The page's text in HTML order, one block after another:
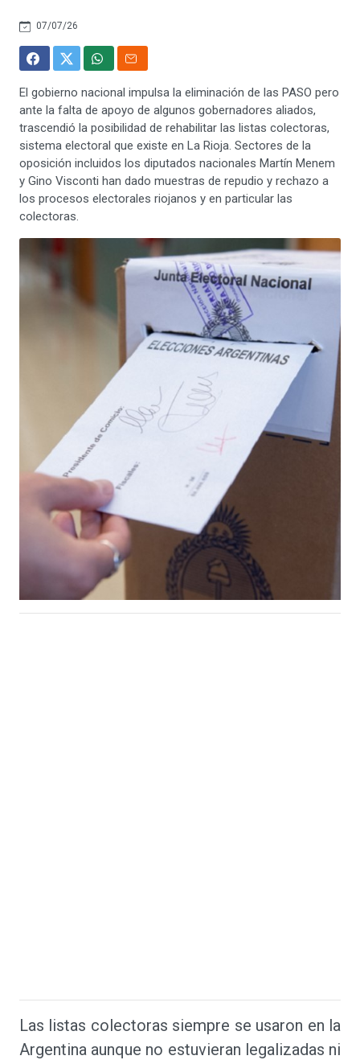
07/07/26
El gobierno nacional impulsa la eliminación de las PASO pero
ante la falta de apoyo de algunos gobernadores aliados,
trascendió la posibilidad de rehabilitar las listas colectoras,
sistema electoral que existe en La Rioja. Sectores de la
oposición incluidos los diputados nacionales Martín Menem
y Gino Visconti han dado muestras de repudio y rechazo a
los procesos electorales riojanos y en particular las
colectoras.
Las listas colectoras siempre se usaron en la
Argentina aunque no estuvieran legalizadas ni